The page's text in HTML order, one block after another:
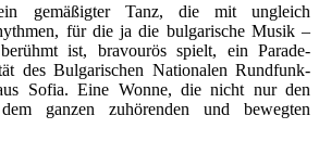
gemäßigter Tanz, die mit ungleich
für die ja die bulgarische Musik –
ist, bravourös spielt, ein Parade-
des Bulgarischen Nationalen Rundfunk-
aus Sofia. Eine Wonne, die nicht nur den
ganzen zuhörenden und bewegten